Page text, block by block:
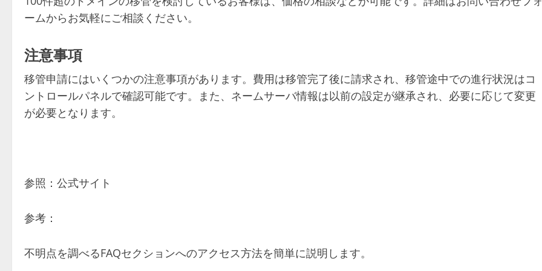
ームからお気軽にご相談ください。
注意事項
移管申請にはいくつかの注意事項があります。費用は移管完了後に請求され、移管途中での進行状況はコ
ントロールパネルで確認可能です。また、ネームサーバ情報は以前の設定が継承され、必要に応じて変更
が必要となります。
参照：公式サイト
参考：
不明点を調べるFAQセクションへのアクセス方法を簡単に説明します。